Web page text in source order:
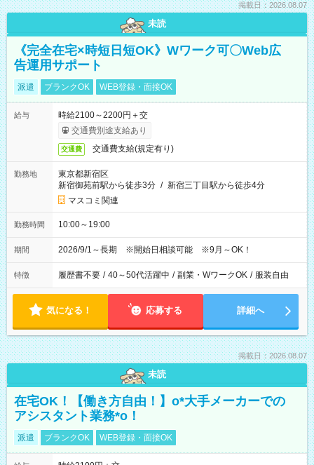
掲載日：2026.08.07
未読
《完全在宅×時短日短OK》Wワーク可〇Web広
告運用サポート
派遣 ブランクOK WEB登録・面接OK
給与
時給2100～2200円＋交
交通費別途支給あり
交通費 交通費支給(規定有り)
勤務地
東京都新宿区
新宿御苑前駅から徒歩3分 / 新宿三丁目駅から徒歩4分
マスコミ関連
勤務時間 10:00～19:00
期間 2026/9/1～長期 ※開始日相談可能 ※9月～OK！
特徴 履歴書不要 / 40～50代活躍中 / 副業・WワークOK / 服装自由
気になる！ 応募する 詳細へ
掲載日：2026.08.07
未読
在宅OK！【働き方自由！】o*大手メーカーでの
アシスタント業務*o！
派遣 ブランクOK WEB登録・面接OK